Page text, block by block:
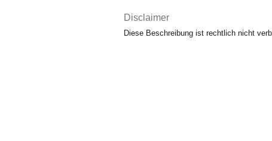
Disclaimer
Diese Beschreibung ist rechtlich nicht